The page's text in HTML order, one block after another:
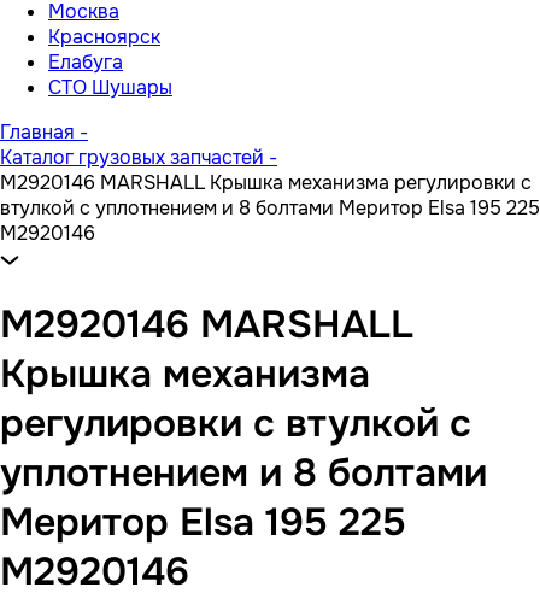
Москва
Красноярск
Елабуга
СТО Шушары
Главная -
Каталог грузовых запчастей -
M2920146 MARSHALL Крышка механизма регулировки с
втулкой с уплотнением и 8 болтами Меритор Elsa 195 225
M2920146
M2920146 MARSHALL
Крышка механизма
регулировки с втулкой с
уплотнением и 8 болтами
Меритор Elsa 195 225
M2920146